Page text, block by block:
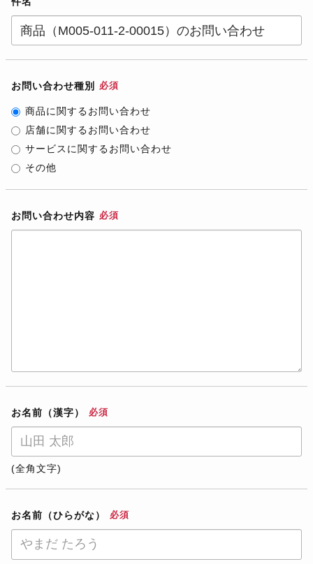
お問い合わせ種別 必須
商品に関するお問い合わせ
店舗に関するお問い合わせ
サービスに関するお問い合わせ
その他
お問い合わせ内容 必須
お名前（漢字） 必須
(全角文字)
お名前（ひらがな） 必須